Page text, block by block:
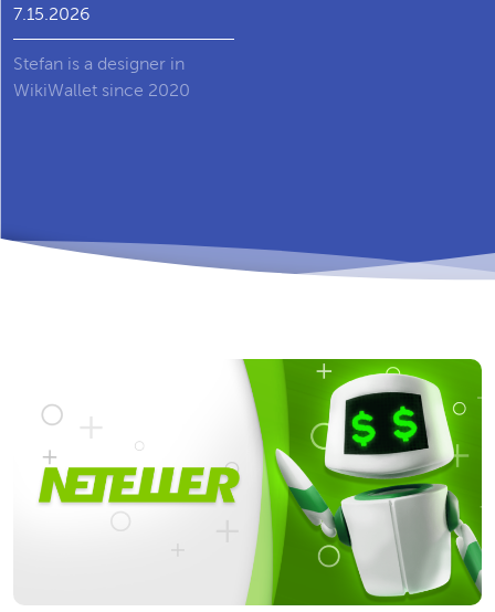
7.15.2026
Stefan is a designer in
WikiWallet since 2020